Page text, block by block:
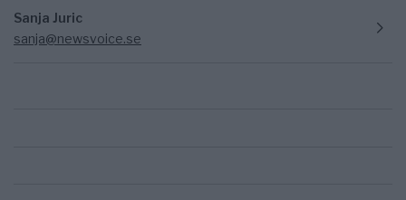
Sanja Juric
sanja@newsvoice.se